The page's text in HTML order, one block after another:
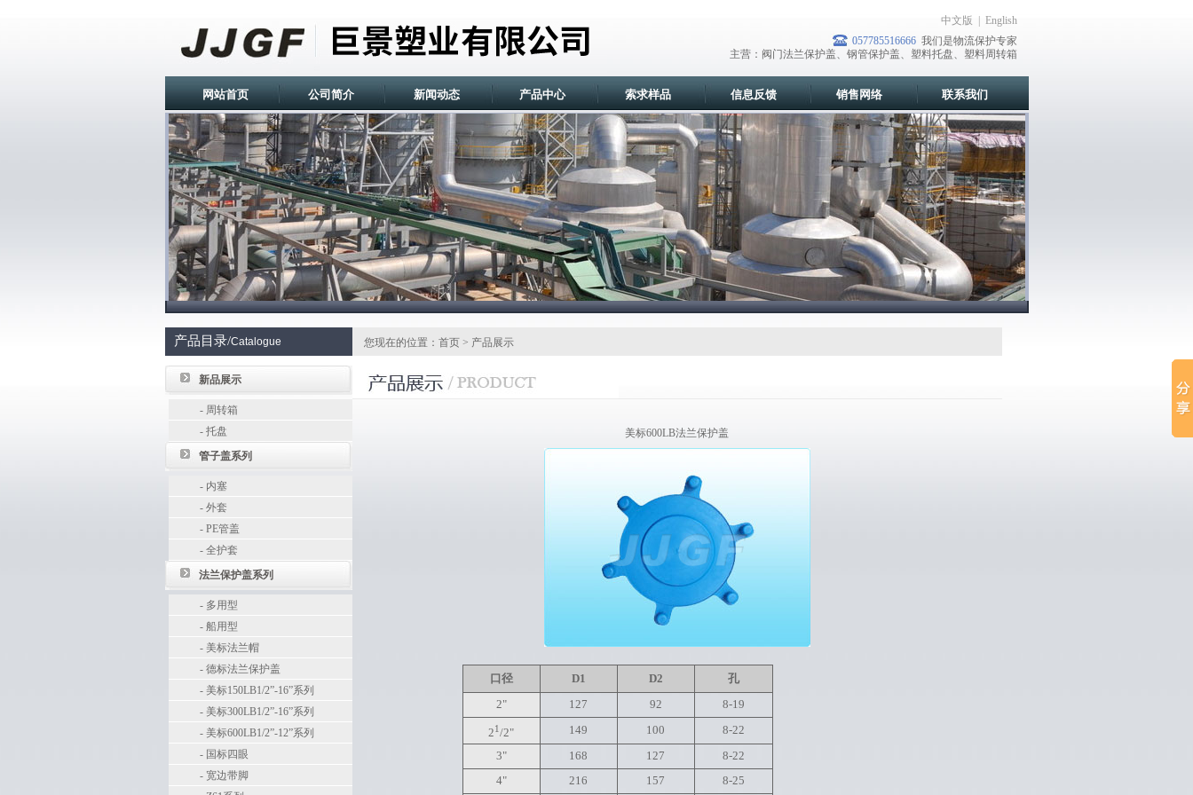
中文版
English
057785516666我们是物流保护专家
主营：阀门法兰保护盖、钢管保护盖、塑料托盘、塑料周转箱
网站首页 公司简介 新闻动态 产品中心 索求样品 信息反馈 销售网络 联系我们
产品目录/Catalogue
新品展示
- 周转箱
- 托盘
管子盖系列
- 内塞
- 外套
- PE管盖
- 全护套
法兰保护盖系列
- 多用型
- 船用型
- 美标法兰帽
- 德标法兰保护盖
- 美标150LB1/2”-16”系列
- 美标300LB1/2”-16”系列
- 美标600LB1/2”-12”系列
- 国标四眼
- 宽边带脚
您现在的位置：首页 > 产品展示
美标600LB法兰保护盖
口径 D1 D2
孔
2"
127 92 8-19
21/2" 149 100
8-22
3"
168 127
8-22
4"
216 157 8-25